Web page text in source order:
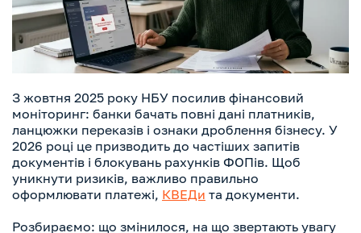
З жовтня 2025 року НБУ посилив фінансовий
моніторинг: банки бачать повні дані платників,
ланцюжки переказів і ознаки дроблення бізнесу. У
2026 році це призводить до частіших запитів
документів і блокувань рахунків ФОПів. Щоб
уникнути ризиків, важливо правильно
оформлювати платежі, КВЕДи та документи.
Розбираємо: що змінилося, на що звертають увагу